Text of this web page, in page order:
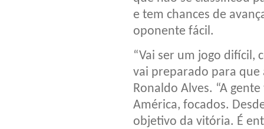
e tem chances de
oponente fácil.
“Vai ser um jogo difícil,
vai preparado para que
Ronaldo Alves. “A
América, focados.
objetivo da vitória. É